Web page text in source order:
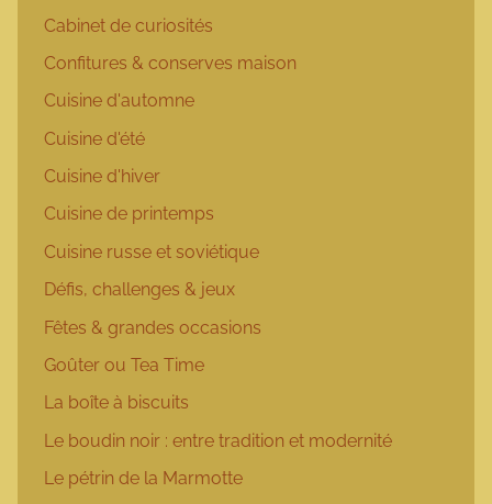
Cabinet de curiosités
Confitures & conserves maison
Cuisine d'automne
Cuisine d'été
Cuisine d'hiver
Cuisine de printemps
Cuisine russe et soviétique
Défis, challenges & jeux
Fêtes & grandes occasions
Goûter ou Tea Time
La boîte à biscuits
Le boudin noir : entre tradition et modernité
Le pétrin de la Marmotte